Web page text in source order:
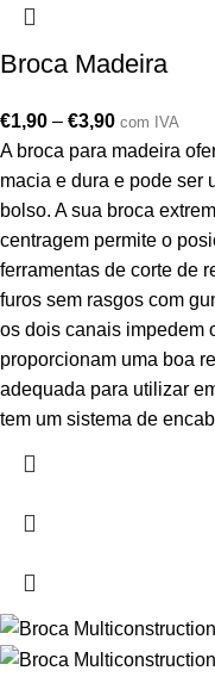
Broca Madeira
€1,90 – €3,90 com IVA
A broca para madeira
macia e dura e pode ser
bolso. A sua broca
centragem permite o
ferramentas de corte de
furos sem rasgos com
os dois canais impedem
proporcionam uma boa
adequada para utilizar
tem um sistema de